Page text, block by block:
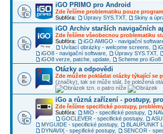
iGO PRIMO pro Android
Zde řešíme problematiku pouze
Subfóra:
Úpravy SYS.TXT, Skiny a
iGO Archiv starších navigačních
Zde řešíme všeobecnou problematiku
Subfóra:
iGO AMIGO - navigační
Uvítací obrázky - welcome screens
iGO8 - navigační software
Úpravy SYS.TXT,
iGO8 verze, patche, update
Scheme pro iGo8
Otázky a odpovědi
Zde můžete pokládat otázky týkající se
(značky), tak se může stát, že položená
tzn. o patro níže
iGo a různá zařízení - postupy,
Zde řešíme specifické postupy,
Subfóra:
MIO - specifické postupy,
GOCLEVER - specifické postupy,
MYGUIDE - specifické postupy, BLAUPUNKT
DYNAVIX - specifické postupy, SENCOR -